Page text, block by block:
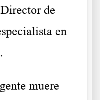
de
en
muere